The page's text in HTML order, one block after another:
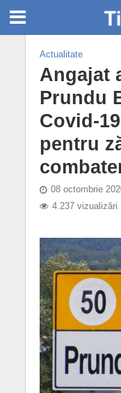
Actualitate
Angajat
Prundu
Covid-
pentru
08 octombrie
4.237 vizualizări